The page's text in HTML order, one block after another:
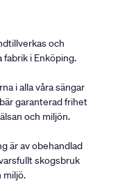
och
i Enköping.
i alla våra sängar
garanterad frihet
och miljön.
är av obehandlad
skogsbruk
miljö.